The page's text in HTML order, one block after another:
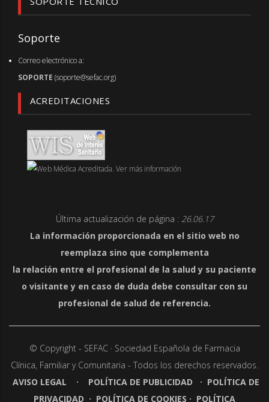
Soporte
Correo electrónico a:
SOPORTE (soporte@sefac.org)
ACREDITACIONES
Última actualización de página : 26.06.17
La información proporcionada en el sitio web no
reemplaza sino que complementa
la relación entre el profesional de la salud y su paciente
o visitante y en caso de duda debe consultar con su
profesional de salud de referencia.
© Copyright - SEFAC · Sociedad Española de Farmacia
Clínica, Familiar y Comunitaria - Todos los derechos reservados.
AVISO LEGAL
· POLÍTICA DE PUBLICIDAD · POLÍTICA DE
PRIVACIDAD · POLÍTICA DE COOKIES · POLÍTICA